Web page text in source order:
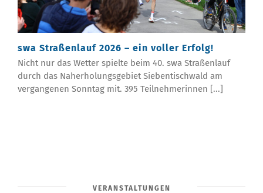
swa Straßenlauf 2026 – ein voller Erfolg!
Nicht nur das Wetter spielte beim 40. swa Straßenlauf
durch das Naherholungsgebiet Siebentischwald am
vergangenen Sonntag mit. 395 Teilnehmerinnen [...]
VERANSTALTUNGEN